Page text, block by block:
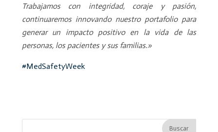
Trabajamos con integridad, coraje y pasión,
continuaremos innovando nuestro portafolio para
generar un impacto positivo en la vida de las
personas, los pacientes y sus familias.»
#MedSafetyWeek